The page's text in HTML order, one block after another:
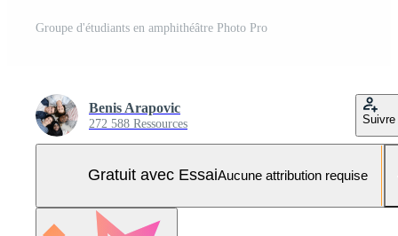
Groupe d'étudiants en amphithéâtre Photo Pro
Benis Arapovic
272 588 Ressources Suivre
Gratuit avec EssaiAucune attribution requise